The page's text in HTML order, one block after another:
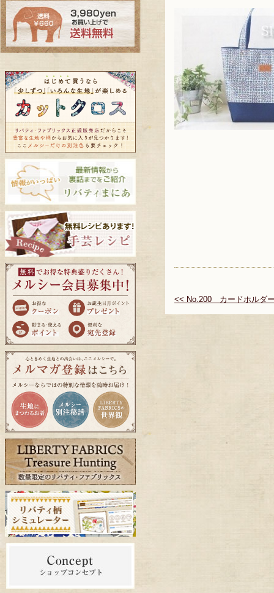
<< No.200 カードホルダ